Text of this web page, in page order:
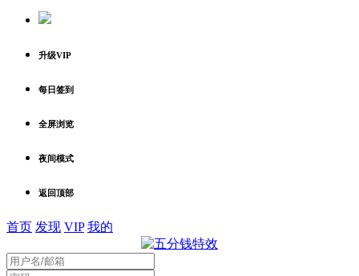
升级VIP
每日签到
全屏浏览
夜间模式
返回顶部
首页 发现 VIP 我的